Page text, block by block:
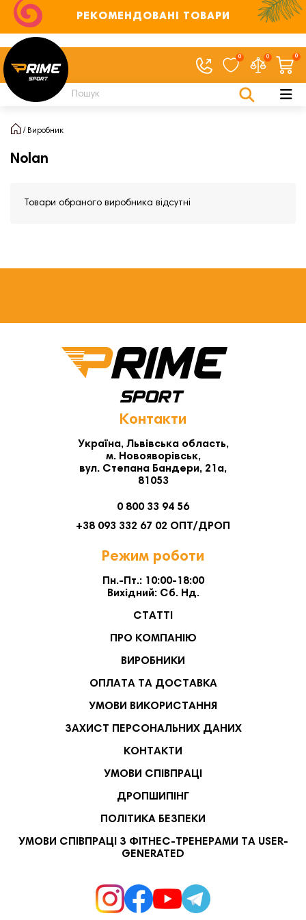
РЕКОМЕНДОВАНІ ТОВАРИ
0 0 0
Виробник
Nolan
Товари обраного виробника відсутні
Контакти
Україна, Львівська область,
м. Новояворівськ,
вул. Степана Бандери, 21а,
81053
0 800 33 94 56
+38 093 332 67 02 ОПТ/ДРОП
Режим роботи
Пн.-Пт.: 10:00-18:00
Вихідний: Сб. Нд.
СТАТТІ
ПРО КОМПАНІЮ
ВИРОБНИКИ
ОПЛАТА ТА ДОСТАВКА
УМОВИ ВИКОРИСТАННЯ
ЗАХИСТ ПЕРСОНАЛЬНИХ ДАНИХ
КОНТАКТИ
УМОВИ СПІВПРАЦІ
ДРОПШИПІНГ
ПОЛІТИКА БЕЗПЕКИ
УМОВИ СПІВПРАЦІ З ФІТНЕС-ТРЕНЕРАМИ ТА USER-
GENERATED